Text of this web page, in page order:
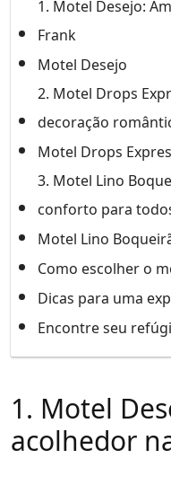
1. Motel Desejo:
Frank
Motel Desejo
2. Motel Drops
decoração
Motel Drops
3. Motel Lino
conforto para
Motel Lino
Como escolher o
Dicas para uma
Encontre seu
1. Motel
acolhedor